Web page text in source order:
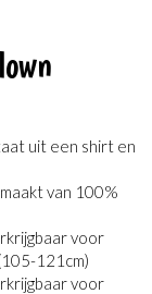
uit een shirt en
van 100%
voor
121cm)
voor